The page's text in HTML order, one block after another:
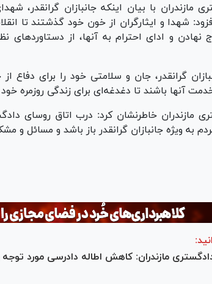
مازندران با بیان اینکه جانبازان گرانقدر،
شهدا و ایثارگران از خون خود گذشتند تا
و ادای احترام به آنها، از
گرانقدر، جان و سلامتی خود را برای دفاع
آنها باشند تا دغدغه‌ای برای زندگی روزمره
مازندران خاطرنشان کرد: درب اتاق روسای
به ویژه جانبازان گرانقدر باز باشد و مسائل و
مازندران: کاهش اطاله دادرسی مورد توجه